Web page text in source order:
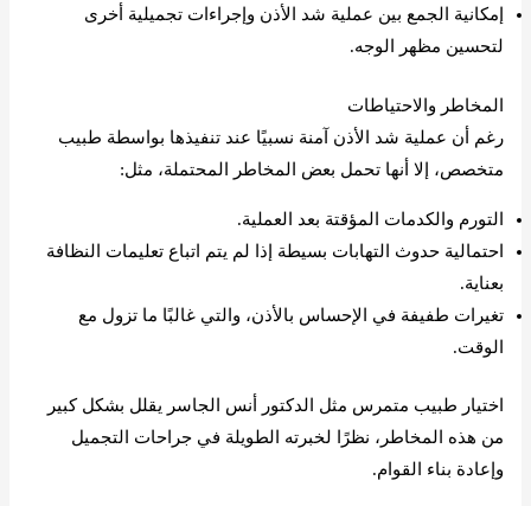
إمكانية الجمع بين عملية شد الأذن وإجراءات تجميلية أخرى
لتحسين مظهر الوجه.
المخاطر والاحتياطات
رغم أن عملية شد الأذن آمنة نسبيًا عند تنفيذها بواسطة طبيب
متخصص، إلا أنها تحمل بعض المخاطر المحتملة، مثل:
التورم والكدمات المؤقتة بعد العملية.
احتمالية حدوث التهابات بسيطة إذا لم يتم اتباع تعليمات النظافة
بعناية.
تغيرات طفيفة في الإحساس بالأذن، والتي غالبًا ما تزول مع
الوقت.
اختيار طبيب متمرس مثل الدكتور أنس الجاسر يقلل بشكل كبير
من هذه المخاطر، نظرًا لخبرته الطويلة في جراحات التجميل
وإعادة بناء القوام.